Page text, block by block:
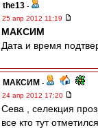
the13 -
25 апр 2012 11:19
МАКСИМ
Дата и время
МАКСИМ -
24 апр 2012 17:20
Сева , селекция
все кто тут